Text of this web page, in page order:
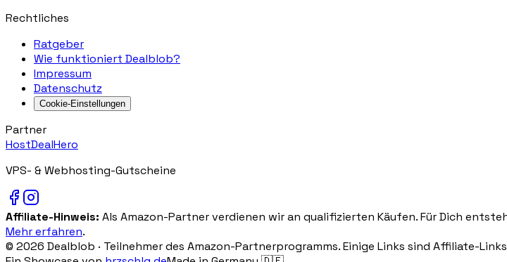
Rechtliches
Ratgeber
Wie funktioniert Dealblob?
Impressum
Datenschutz
Cookie-Einstellungen
Partner
HostDealHero
VPS- & Webhosting-Gutscheine
Affiliate-Hinweis: Als Amazon-Partner verdienen wir an qualifizierten Käufen. Für Dich
Mehr erfahren.
© 2026 Dealblob · Teilnehmer des Amazon-Partnerprogramms. Einige Links sind Affiliate-